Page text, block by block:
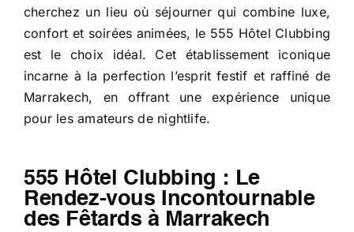
cherchez un lieu où séjourner qui combine luxe,
confort et soirées animées, le 555 Hôtel Clubbing
est le choix idéal. Cet établissement iconique
incarne à la perfection l’esprit festif et raffiné de
Marrakech, en offrant une expérience unique
pour les amateurs de nightlife.
555 Hôtel Clubbing : Le
Rendez-vous Incontournable
des Fêtards à Marrakech